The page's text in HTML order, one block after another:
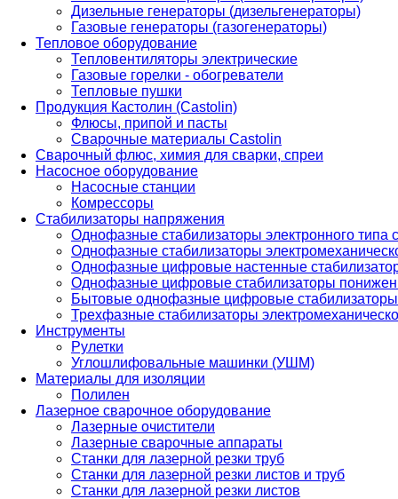
Дизельные генераторы (дизельгенераторы)
Газовые генераторы (газогенераторы)
Тепловое оборудование
Тепловентиляторы электрические
Газовые горелки - обогреватели
Тепловые пушки
Продукция Кастолин (Castolin)
Флюсы, припой и пасты
Сварочные материалы Castolin
Сварочный флюс, химия для сварки, спреи
Насосное оборудование
Насосные станции
Комрессоры
Стабилизаторы напряжения
Однофазные стабилизаторы электронного
Однофазные стабилизаторы
Однофазные цифровые настенные
Однофазные цифровые стабилизаторы
Бытовые однофазные цифровые стабилизаторы
Трехфазные стабилизаторы
Инструменты
Рулетки
Углошлифовальные машинки (УШМ)
Материалы для изоляции
Полилен
Лазерное сварочное оборудование
Лазерные очистители
Лазерные сварочные аппараты
Станки для лазерной резки труб
Станки для лазерной резки листов и труб
Станки для лазерной резки листов